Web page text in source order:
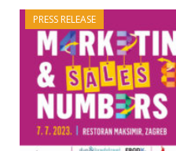
PRESS RELEASE